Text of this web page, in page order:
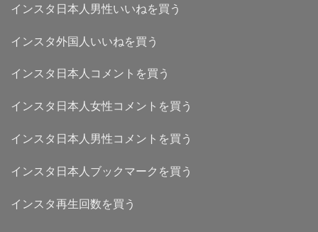
インスタ日本人男性いいねを買う
インスタ外国人いいねを買う
インスタ日本人コメントを買う
インスタ日本人女性コメントを買う
インスタ日本人男性コメントを買う
インスタ日本人ブックマークを買う
インスタ再生回数を買う